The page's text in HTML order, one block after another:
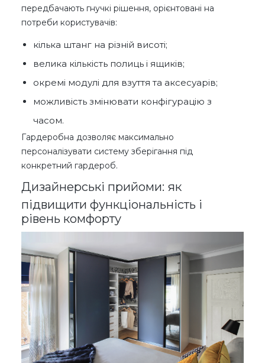
передбачають гнучкі рішення, орієнтовані на
потреби користувачів:
кілька штанг на різній висоті;
велика кількість полиць і ящиків;
окремі модулі для взуття та аксесуарів;
можливість змінювати конфігурацію з
часом.
Гардеробна дозволяє максимально
персоналізувати систему зберігання під
конкретний гардероб.
Дизайнерські прийоми: як
підвищити функціональність і
рівень комфорту